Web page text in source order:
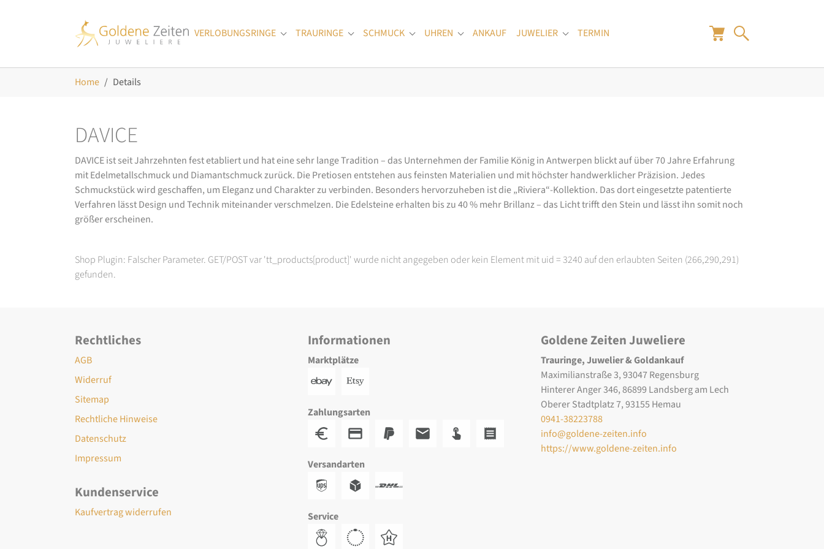
VERLOBUNGSRINGE
Submenu for "Verlobungsringe"
TRAURINGE Submenu for "Trauringe"
SCHMUCK Submenu for "Schmuck"
UHREN Submenu for "Uhren"
ANKAUF JUWELIER Submenu for "Juwelier"
TERMIN
Home Details
DAVICE
DAVICE ist seit Jahrzehnten fest etabliert und hat eine sehr lange Tradition – das Unternehmen der Familie König in Antwerpen blickt auf über 70 Jahre Erfahrung
mit Edelmetallschmuck und Diamantschmuck zurück. Die Pretiosen entstehen aus feinsten Materialien und mit höchster handwerklicher Präzision. Jedes
Schmuckstück wird geschaffen, um Eleganz und Charakter zu verbinden. Besonders hervorzuheben ist die „Riviera“-Kollektion. Das dort eingesetzte patentierte
Verfahren lässt Design und Technik miteinander verschmelzen. Die Edelsteine erhalten bis zu 40 % mehr Brillanz – das Licht trifft den Stein und lässt ihn somit noch
größer erscheinen.
Shop Plugin: Falscher Parameter. GET/POST var 'tt_products[product]' wurde nicht angegeben oder kein Element mit uid = 3240 auf den erlaubten Seiten (266,290,291)
gefunden.
Rechtliches
AGB
Widerruf
Sitemap
Rechtliche Hinweise
Datenschutz
Impressum
Kundenservice
Kaufvertrag widerrufen
Informationen
Marktplätze
Zahlungsarten
Versandarten
Service
Goldene Zeiten Juweliere
Trauringe, Juwelier & Goldankauf
Maximilianstraße 3, 93047 Regensburg
Hinterer Anger 346, 86899 Landsberg am Lech
Oberer Stadtplatz 7, 93155 Hemau
0941-38223788
info@goldene-zeiten.info
https://www.goldene-zeiten.info